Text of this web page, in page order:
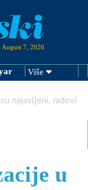
August 7, 2026
Više
su najavljeni, radovi
u